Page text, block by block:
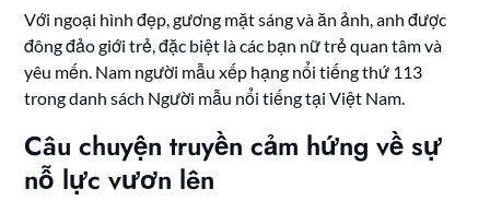
Với ngoại hình đẹp, gương mặt sáng và ăn ảnh, anh được
đông đảo giới trẻ, đặc biệt là các bạn nữ trẻ quan tâm và
yêu mến. Nam người mẫu xếp hạng nổi tiếng thứ 113
trong danh sách Người mẫu nổi tiếng tại Việt Nam.
Câu chuyện truyền cảm hứng về sự
nỗ lực vươn lên